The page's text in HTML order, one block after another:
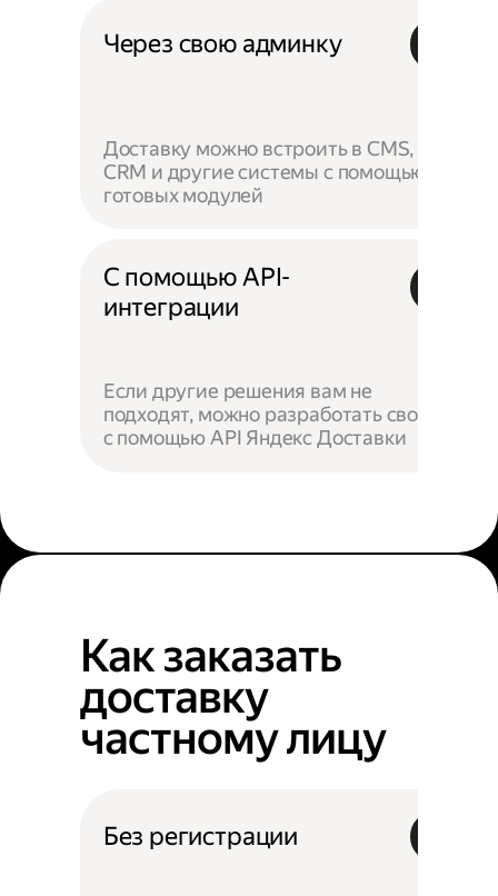
Через свою админку
Доставку можно встроить в CMS,
CRM и другие системы с помощью
готовых модулей
С помощью API-
интеграции
Если другие решения вам не
подходят, можно разработать своё —
с помощью API Яндекс Доставки
Как заказать
доставку
частному лицу
Без регистрации